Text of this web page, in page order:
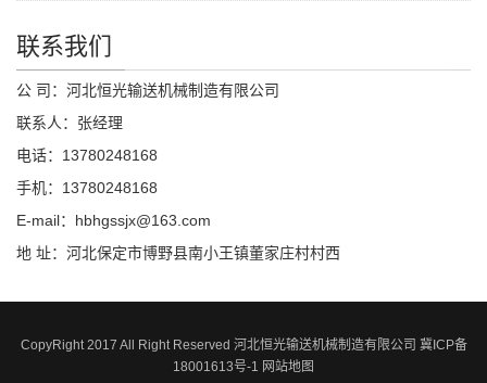
联系我们
公 司：河北恒光输送机械制造有限公司
联系人：张经理
电话：13780248168
手机：13780248168
E-mail：hbhgssjx@163.com
地 址：河北保定市博野县南小王镇董家庄村村西
CopyRight 2017 All Right Reserved 河北恒光输送机械制造有限公司 冀ICP备
18001613号-1 网站地图